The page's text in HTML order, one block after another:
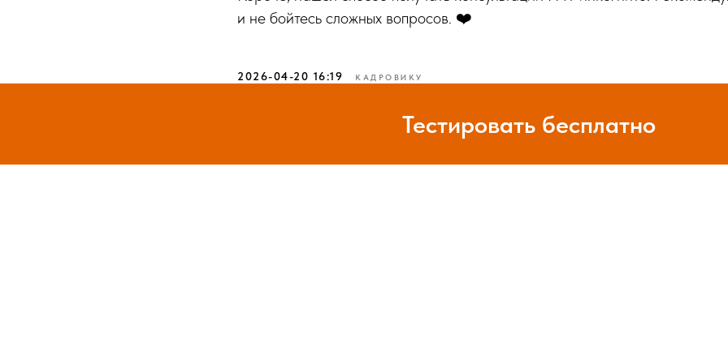
и не бойтесь сложных вопросов. ❤️
2026-04-20 16:19 КАДРОВИКУ
Тестировать бесплатно